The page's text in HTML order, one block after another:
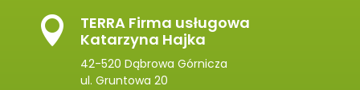

TERRA Firma usługowa
Katarzyna Hajka
42-520 Dąbrowa Górnicza
ul. Gruntowa 20